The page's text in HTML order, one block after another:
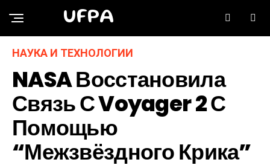
UFPA
НАУКА И ТЕХНОЛОГИИ
NASA Восстановила
Связь С Voyager 2 С
Помощью
“межзвёздного Крика”